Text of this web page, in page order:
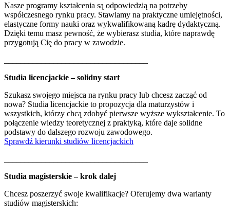
Nasze programy kształcenia są odpowiedzią na potrzeby
współczesnego rynku pracy. Stawiamy na praktyczne umiejętności,
elastyczne formy nauki oraz wykwalifikowaną kadrę dydaktyczną.
Dzięki temu masz pewność, że wybierasz studia, które naprawdę
przygotują Cię do pracy w zawodzie.
Studia licencjackie – solidny start
Szukasz swojego miejsca na rynku pracy lub chcesz zacząć od
nowa? Studia licencjackie to propozycja dla maturzystów i
wszystkich, którzy chcą zdobyć pierwsze wyższe wykształcenie. To
połączenie wiedzy teoretycznej z praktyką, które daje solidne
podstawy do dalszego rozwoju zawodowego.
Sprawdź kierunki studiów licencjackich
Studia magisterskie – krok dalej
Chcesz poszerzyć swoje kwalifikacje? Oferujemy dwa warianty
studiów magisterskich: